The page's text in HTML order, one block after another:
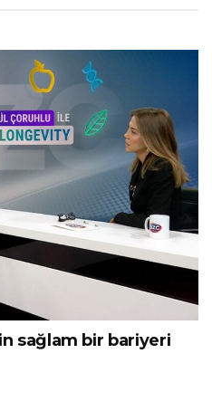
sağlam bir bariyeri